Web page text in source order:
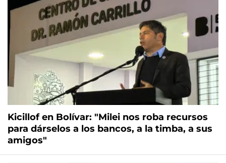
Kicillof en Bolívar: "Milei nos roba recursos
para dárselos a los bancos, a la timba, a sus
amigos"